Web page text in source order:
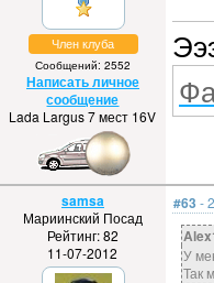
Член клуба
Сообщений: 2552
Написать личное
сообщение
Lada Largus 7 мест 16V
samsa
Мариинский Посад
Рейтинг: 82
11-07-2012
#63 -
У
Так